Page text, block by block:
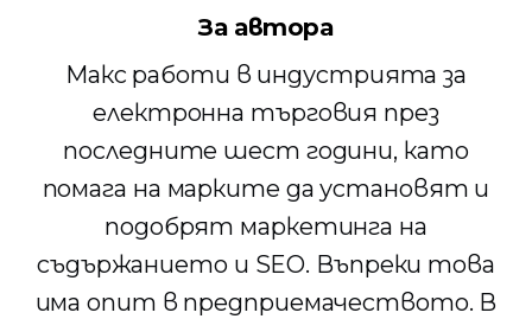
За автора
Макс работи в индустрията за
електронна търговия през
последните шест години, като
помага на марките да установят и
подобрят маркетинга на
съдържанието и SEO. Въпреки това
има опит в предприемачеството. В